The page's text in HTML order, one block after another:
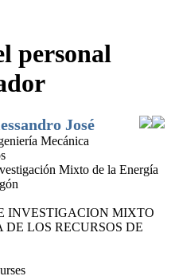
personal
José
Mecánica
Mixto de la Energía
INVESTIGACION MIXTO
LOS RECURSOS DE